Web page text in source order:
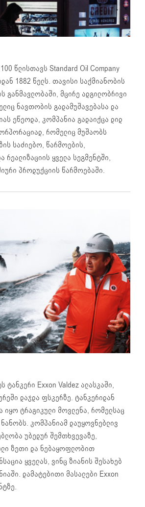
წლისთავს Standard Oil Company
1882 წელს. თავისი საქმიანობის
განმავლობაში, მცირე ადგილობრივი
ნავთობის გადამუშავებასა და
ეწეოდა, კომპანია გადაიქცა დიდ
რომელიც მუშაობს
საძიებო, წარმოების,
რეალიზაციის ყველა სეგმენტში,
პროდუქციის წარმოებაში.
ტანკერი Exxon Valdez ალასკაში,
დაჯდა ფსკერზე. ტანკერიდან
იყო ტრაგიკული მოვლენა, რომელსაც
კომპანიამ დაუყოვნებლივ
უბედურ შემთხვევაზე,
ზეთი და ნებაყოფლობით
ყველას, ვინც ზიანის შესახებ
დამატებითი მასალები Exxon